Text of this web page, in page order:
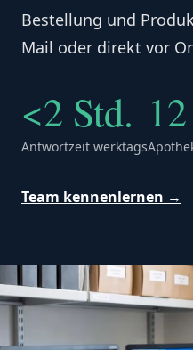
Bestellung und
Mail oder direkt vor
<2 Std.
Antwortzeit werktags
12
Team kennenlernen →